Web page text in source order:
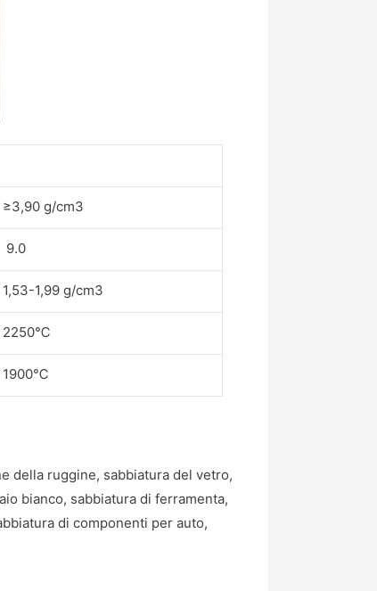
≥3,90 g/cm3
9.0
1,53-1,99 g/cm3
2250℃
1900℃
della ruggine, sabbiatura del vetro,
bianco, sabbiatura di ferramenta,
di componenti per auto,